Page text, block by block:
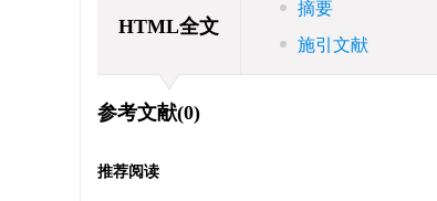
HTML全文
摘要
施引文献
参考文献(0)